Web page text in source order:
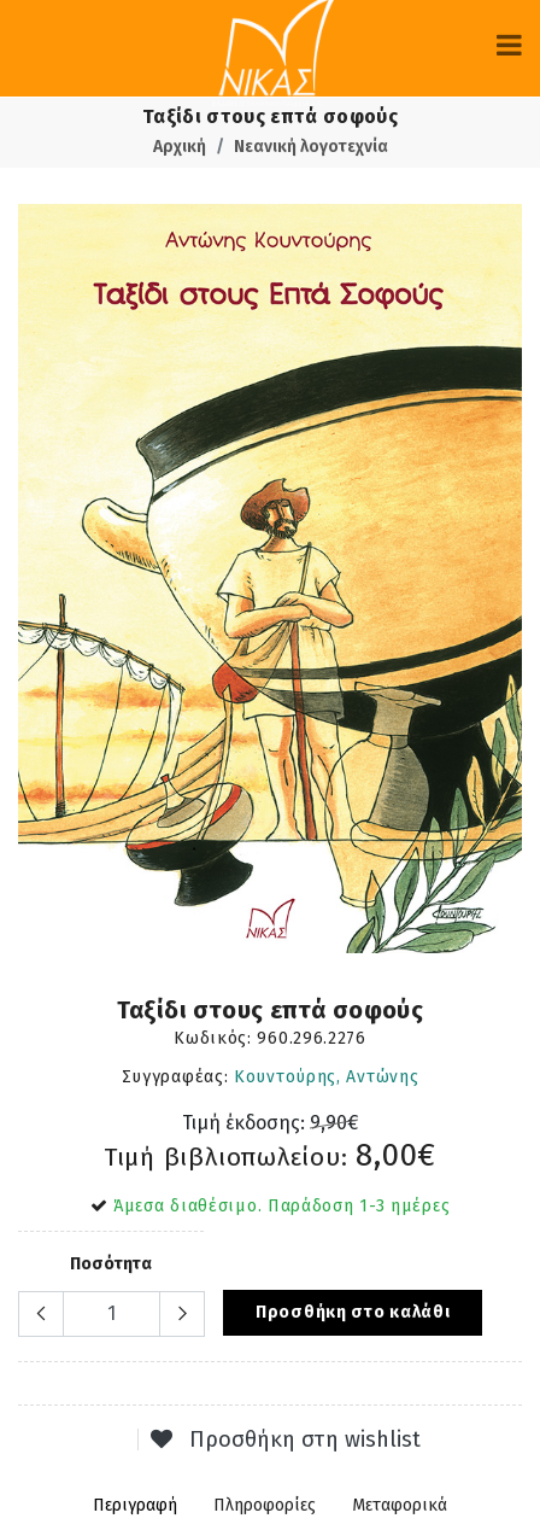
Ταξίδι στους επτά σοφούς
Αρχική Νεανική λογοτεχνία
Ταξίδι στους επτά σοφούς
Κωδικός:960.296.2276
Συγγραφέας: Κουντούρης, Αντώνης
Τιμή έκδοσης: 9,90€
Τιμή βιβλιοπωλείου: 8,00€
Άμεσα διαθέσιμο. Παράδοση 1-3 ημέρες
Ποσότητα
Προσθήκη στο καλάθι
Προσθήκη στη wishlist
Περιγραφή Πληροφορίες Μεταφορικά